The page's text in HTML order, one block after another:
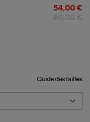
54,00 €
Guide des tailles